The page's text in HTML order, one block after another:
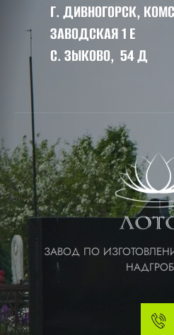
Г. ДИВНОГОРСК,
ЗАВОДСКАЯ 1 Е
С. ЗЫКОВО, 54 Д
ЗАВОД ПО